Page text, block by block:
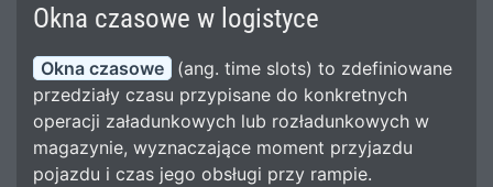
Okna czasowe w logistyce
Okna czasowe
(ang. time slots) to zdefiniowane
przedziały czasu przypisane do konkretnych
operacji załadunkowych lub rozładunkowych w
magazynie, wyznaczające moment przyjazdu
pojazdu i czas jego obsługi przy rampie.